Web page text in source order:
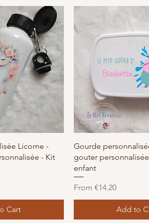
Licorne -
- Kit
Cart
Quick
Gourde
gouter
enfant
From €14.20
Sale Price
Add to